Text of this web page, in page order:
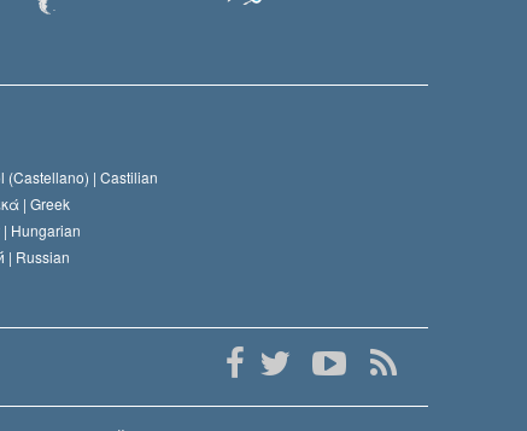
(Castellano) | Castilian
| Greek
Hungarian
| Russian